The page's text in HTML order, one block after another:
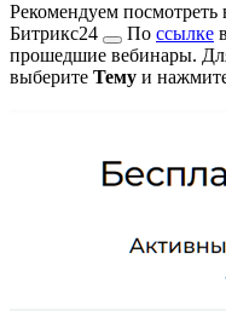
Рекомендуем посмотреть
Битрикс24
По ссылке
прошедшие вебинары.
выберите Тему и